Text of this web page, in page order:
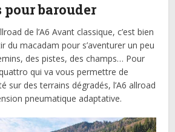
pour barouder
de l’A6 Avant classique, c’est bien
du macadam pour s’aventurer un peu
des pistes, des champs… Pour
qui va vous permettre de
sur des terrains dégradés, l’A6 allroad
pneumatique adaptative.